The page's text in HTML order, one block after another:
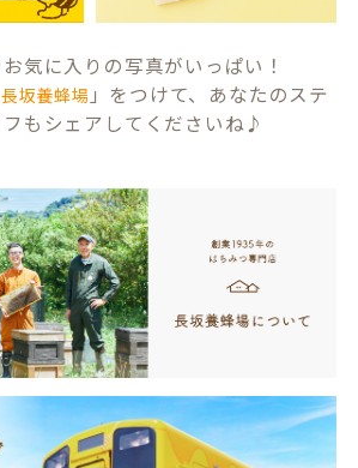
気に入りの写真がいっぱい！
坂養蜂場 」をつけて、あなたのステ
もシェアしてくださいね♪